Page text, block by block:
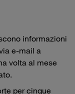
informazioni
e-mail a
volta al mese
per cinque